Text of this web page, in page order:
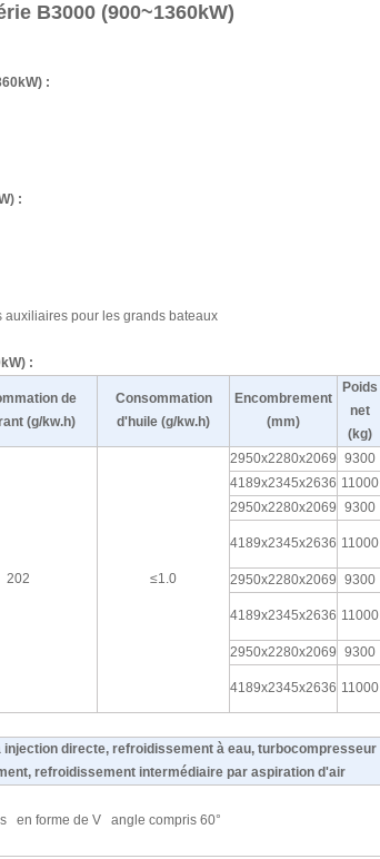
B3000 (900~1360kW)
:
:
pour les grands bateaux
:
de
(g/kw.h)
Consommation
d'huile (g/kw.h)
Encombrement
(mm)
Poids
net
(kg)
202 ≤1.0
2950x2280x2069 9300
4189x2345x2636 11000
2950x2280x2069 9300
4189x2345x2636 11000
2950x2280x2069 9300
4189x2345x2636 11000
2950x2280x2069 9300
4189x2345x2636 11000
directe, refroidissement à eau, turbocompresseur
refroidissement intermédiaire par aspiration d'air
en forme de V angle compris 60°